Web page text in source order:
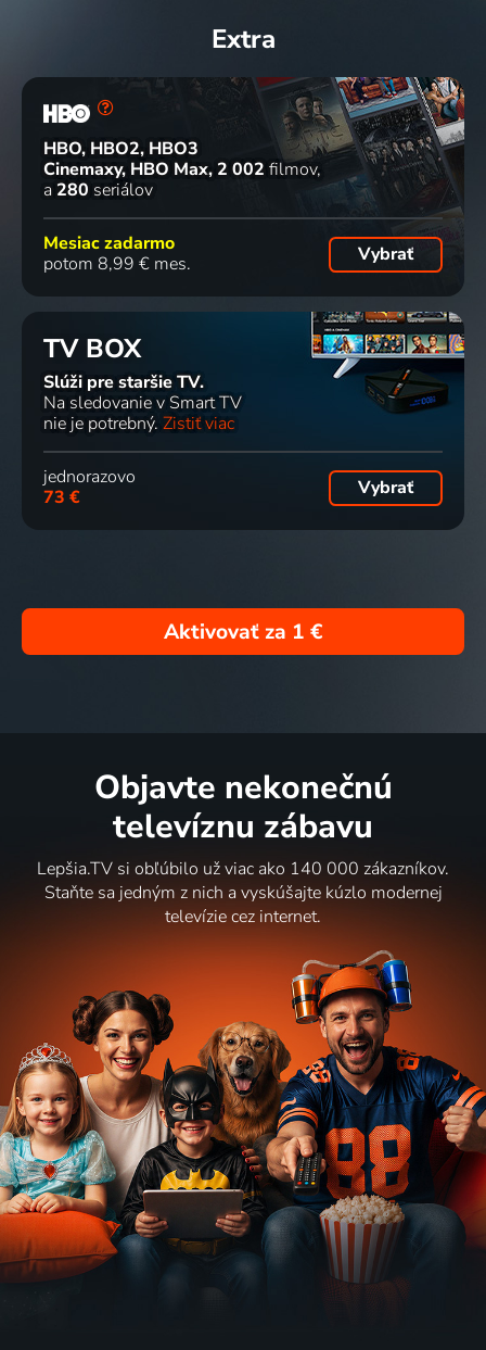
Extra
HBO, HBO2, HBO3
Cinemaxy, HBO Max 2 002 filmov
a 280 seriálov
Mesiac zadarmo
potom 8,99 € mes.
Vybrať
TV BOX
Slúži pre staršie TV.
Na sledovanie v Smart TV
nie je potrebný. Zistiť viac
jednorazovo
73 €
Vybrať
Aktivovať za 1 €
Objavte nekonečnú
televíznu zábavu
Lepšia.TV si obľúbilo už viac ako 140 000 zákazníkov.
Staňte sa jedným z nich a vyskúšajte kúzlo modernej
televízie cez internet.